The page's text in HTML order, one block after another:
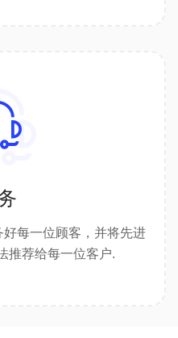
每一位顾客，并将先进
推荐给每一位客户.